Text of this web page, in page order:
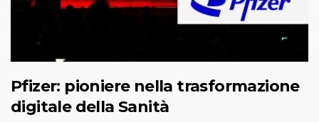
Pfizer: pioniere nella trasformazione
digitale della Sanità